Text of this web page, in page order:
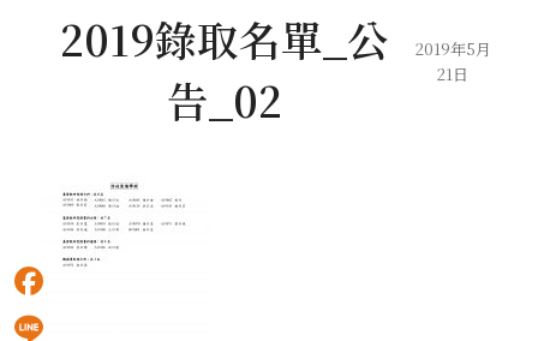
2019錄取名單_公
告_02
2019年5月
21日
Facebook